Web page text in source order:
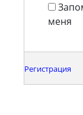
меня
Регистрация